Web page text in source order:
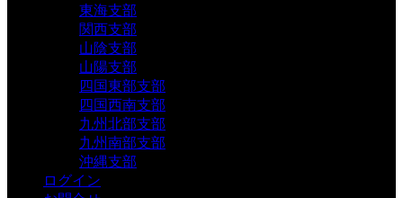
東海支部
関西支部
山陰支部
山陽支部
四国東部支部
四国西南支部
九州北部支部
九州南部支部
沖縄支部
ログイン